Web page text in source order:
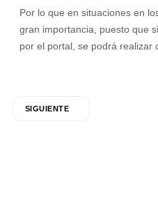
Por lo que en situaciones en
gran importancia, puesto que
por el portal, se podrá realizar
SIGUIENTE